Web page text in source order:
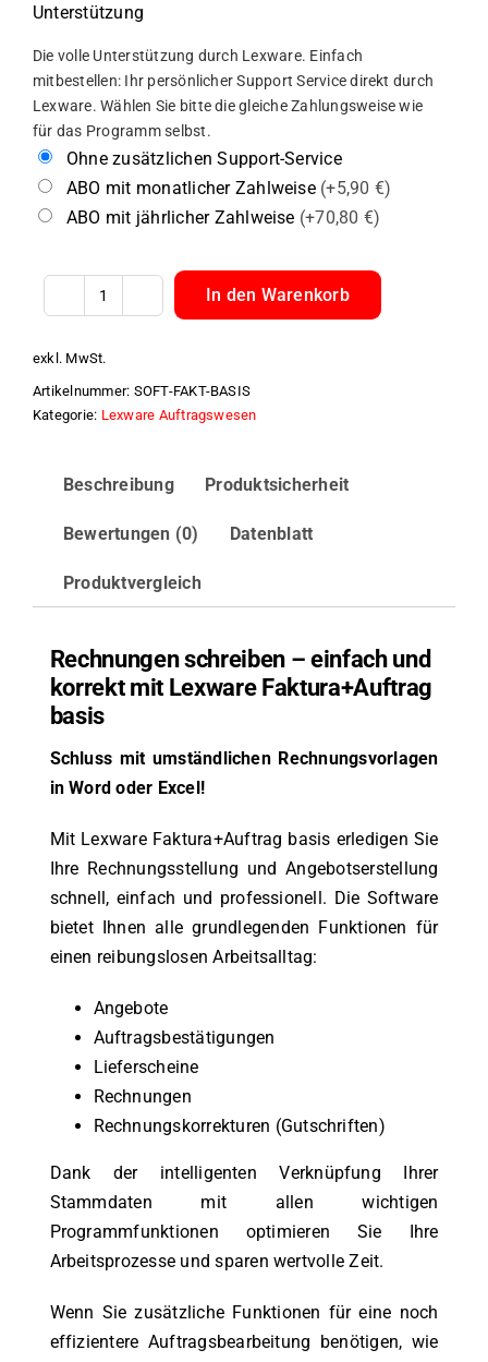
Unterstützung
Die volle Unterstützung durch Lexware. Einfach
mitbestellen: Ihr persönlicher Support Service direkt durch
Lexware. Wählen Sie bitte die gleiche Zahlungsweise wie
für das Programm selbst.
Ohne zusätzlichen Support-Service
ABO mit monatlicher Zahlweise (+5,90 €)
ABO mit jährlicher Zahlweise (+70,80 €)
Lexware
basis
Menge
In den Warenkorb
exkl. MwSt.
Artikelnummer: SOFT-FAKT-BASIS
Kategorie: Lexware Auftragswesen
Beschreibung Produktsicherheit
Bewertungen (0) Datenblatt
Produktvergleich
Rechnungen schreiben – einfach und
korrekt mit Lexware Faktura+Auftrag
basis
Schluss mit umständlichen Rechnungsvorlagen
in Word oder Excel!
Mit Lexware Faktura+Auftrag basis erledigen Sie
Ihre Rechnungsstellung und Angebotserstellung
schnell, einfach und professionell. Die Software
bietet Ihnen alle grundlegenden Funktionen für
einen reibungslosen Arbeitsalltag:
Angebote
Auftragsbestätigungen
Lieferscheine
Rechnungen
Rechnungskorrekturen (Gutschriften)
Dank der intelligenten Verknüpfung Ihrer
Stammdaten mit allen wichtigen
Programmfunktionen optimieren Sie Ihre
Arbeitsprozesse und sparen wertvolle Zeit.
Wenn Sie zusätzliche Funktionen für eine noch
effizientere Auftragsbearbeitung benötigen, wie